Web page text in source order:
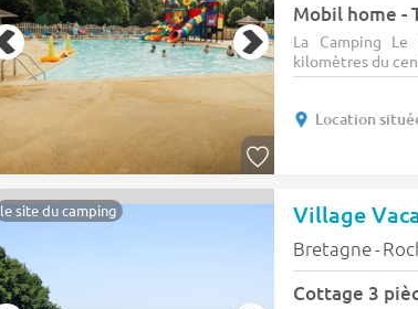
Mobil home -
La Camping
kilomètres du
Location
le site du camping Village
Bretagne-
Cottage 3